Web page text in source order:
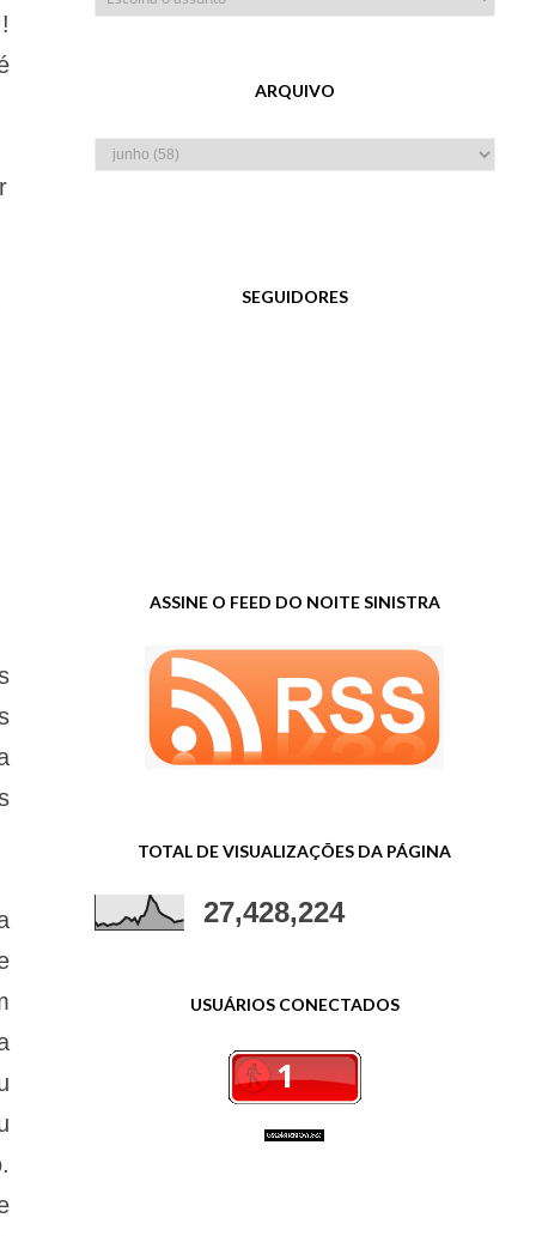
ARQUIVO
SEGUIDORES
ASSINE O FEED DO NOITE SINISTRA
TOTAL DE VISUALIZAÇÕES DA PÁGINA
27,428,224
USUÁRIOS CONECTADOS